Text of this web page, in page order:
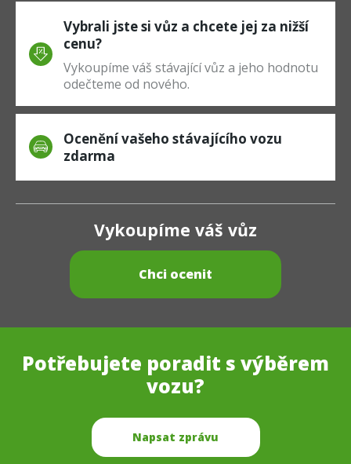
Vybrali jste si vůz a chcete jej za nižší
cenu?
Vykoupíme váš stávající vůz a jeho hodnotu
odečteme od nového.
Ocenění vašeho stávajícího vozu
zdarma
Vykoupíme váš vůz
Chci ocenit
Potřebujete poradit s výběrem
vozu?
Napsat zprávu